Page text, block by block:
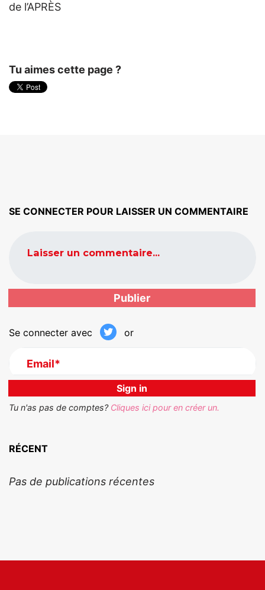
de l’APRÈS
Tu aimes cette page ?
SE CONNECTER POUR LAISSER UN COMMENTAIRE
Laisser un commentaire...
Se connecter avec or
Email*
Tu n'as pas de comptes? Cliques ici pour en créer un.
RÉCENT
Pas de publications récentes